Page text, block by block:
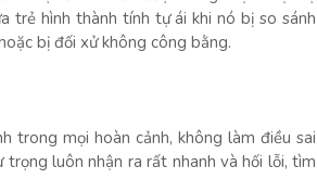
trẻ hình thành tính tự ái khi nó bị so sánh
bị đối xử không công bằng.
trong mọi hoàn cảnh, không làm điều sai
luôn nhận ra rất nhanh và hối lỗi, tìm